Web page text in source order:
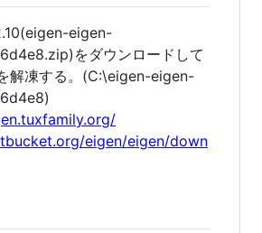
eigen-
をダウンロードして
解凍する。(C:\eigen-eigen-
eigen/eigen/down